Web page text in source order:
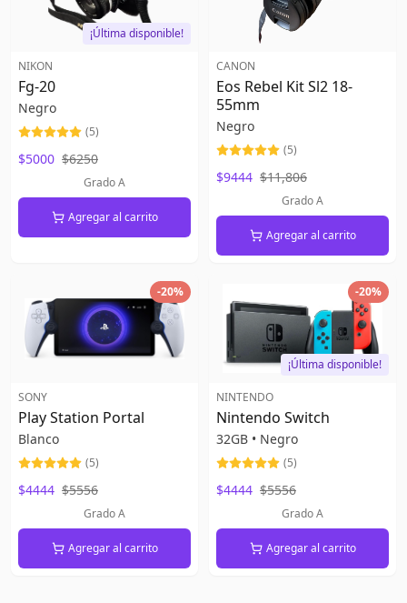
¡Última disponible!
NIKON
Fg-20
Negro
(5)
$5000 $6250
Grado A
Agregar al carrito
CANON
Eos Rebel Kit Sl2 18-
55mm
Negro
(5)
$9444 $11,806
Grado A
Agregar al carrito
-20%
SONY
Play Station Portal
Blanco
(5)
$4444 $5556
Grado A
Agregar al carrito
-20%
¡Última disponible!
NINTENDO
Nintendo Switch
32GB • Negro
(5)
$4444 $5556
Grado A
Agregar al carrito